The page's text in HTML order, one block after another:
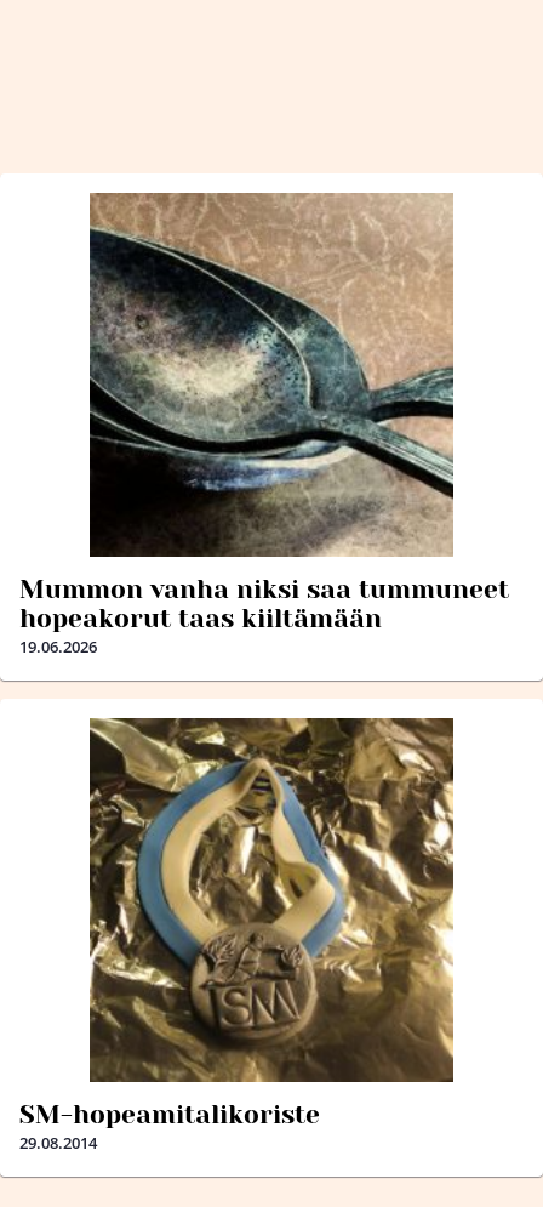
Mummon vanha niksi saa tummuneet
hopeakorut taas kiiltämään
19.06.2026
SM-hopeamitalikoriste
29.08.2014